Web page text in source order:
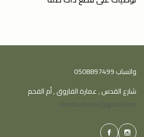
واتساب 0508897499
شارع القدس , عمارة الفاروق , أم الفحم